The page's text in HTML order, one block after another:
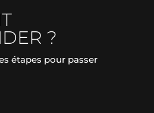
?
étapes pour passer